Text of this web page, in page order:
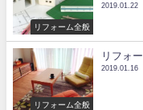
リフォーム全般
2019.01.22
リフォーム全般
リフォ
2019.01.16